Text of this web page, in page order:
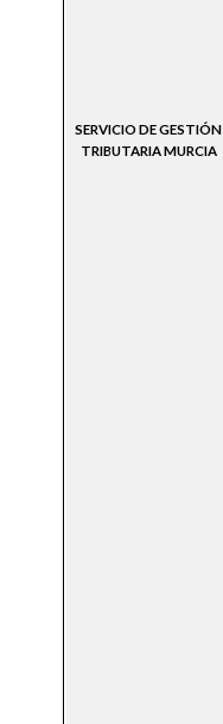
SERVICIO DE GESTIÓN
TRIBUTARIA MURCIA